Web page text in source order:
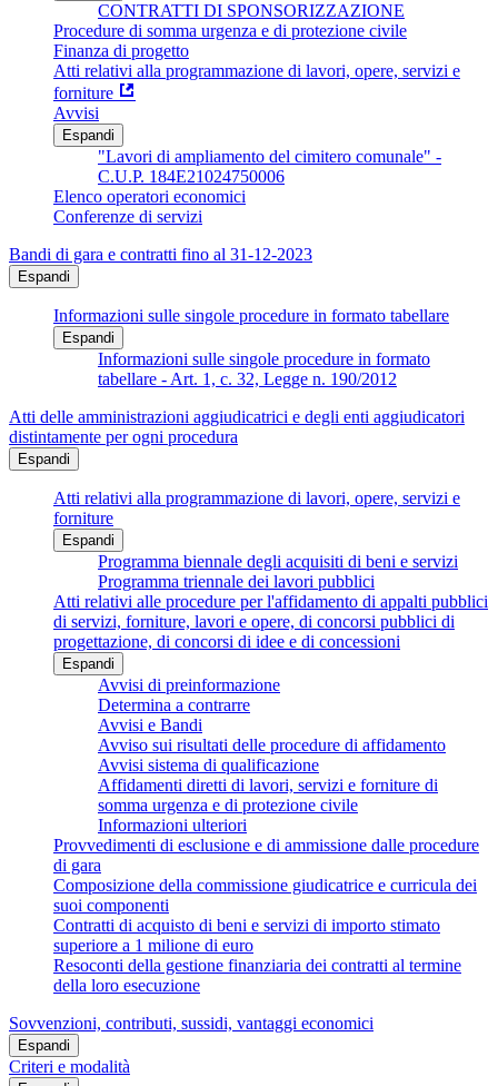
CONTRATTI DI SPONSORIZZAZIONE
Procedure di somma urgenza e di protezione civile
Finanza di progetto
Atti relativi alla programmazione di lavori, opere, servizi e
forniture
Avvisi
Espandi
"Lavori di ampliamento del cimitero comunale" -
C.U.P. 184E21024750006
Elenco operatori economici
Conferenze di servizi
Bandi di gara e contratti fino al 31-12-2023
Espandi
Informazioni sulle singole procedure in formato tabellare
Espandi
Informazioni sulle singole procedure in formato
tabellare - Art. 1, c. 32, Legge n. 190/2012
Atti delle amministrazioni aggiudicatrici e degli enti aggiudicatori
distintamente per ogni procedura
Espandi
Atti relativi alla programmazione di lavori, opere, servizi e
forniture
Espandi
Programma biennale degli acquisiti di beni e servizi
Programma triennale dei lavori pubblici
Atti relativi alle procedure per l'affidamento di appalti pubblici
di servizi, forniture, lavori e opere, di concorsi pubblici di
progettazione, di concorsi di idee e di concessioni
Espandi
Avvisi di preinformazione
Determina a contrarre
Avvisi e Bandi
Avviso sui risultati delle procedure di affidamento
Avvisi sistema di qualificazione
Affidamenti diretti di lavori, servizi e forniture di
somma urgenza e di protezione civile
Informazioni ulteriori
Provvedimenti di esclusione e di ammissione dalle procedure
di gara
Composizione della commissione giudicatrice e curricula dei
suoi componenti
Contratti di acquisto di beni e servizi di importo stimato
superiore a 1 milione di euro
Resoconti della gestione finanziaria dei contratti al termine
della loro esecuzione
Sovvenzioni, contributi, sussidi, vantaggi economici
Espandi
Criteri e modalità